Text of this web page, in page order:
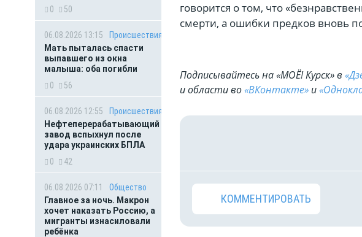
0
50
06.08.2026 13:15
Происшествия
Мать пыталась спасти
выпавшего из окна
малыша: оба погибли
0
56
06.08.2026 12:55
Происшествия
Нефтеперерабатывающий
завод вспыхнул после
удара украинских БПЛА
0
42
06.08.2026 07:11
Общество
Главное за ночь. Макрон
хочет наказать Россию, а
мигранты изнасиловали
ребёнка
говорится о том, что
смерти, а ошибки предков вновь
Подписывайтесь на «МОЁ! Курск» в
и области во«ВКонтакте» и
КОММЕНТИРОВАТЬ